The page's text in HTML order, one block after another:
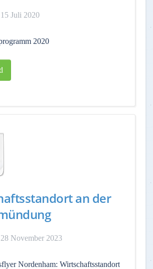
Juli 2020
2020
an der
November 2023
Nordenham: Wirtschaftsstandort